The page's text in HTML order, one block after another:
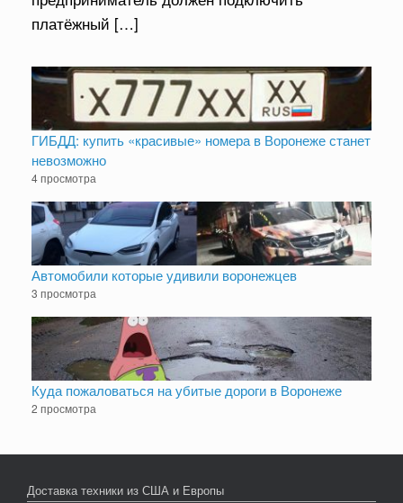
платёжный […]
ГИБДД: купить «красивые» номера в Воронеже станет
невозможно
4 просмотра
Автомобили которые удивили воронежцев
3 просмотра
Куда пожаловаться на убитые дороги в Воронеже
2 просмотра
Доставка техники из США и Европы